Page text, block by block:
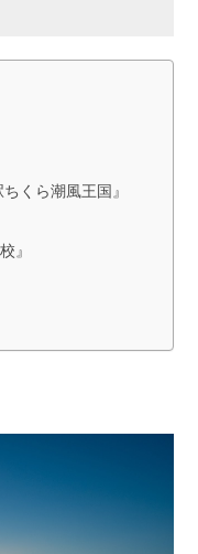
くら潮風王国』
』